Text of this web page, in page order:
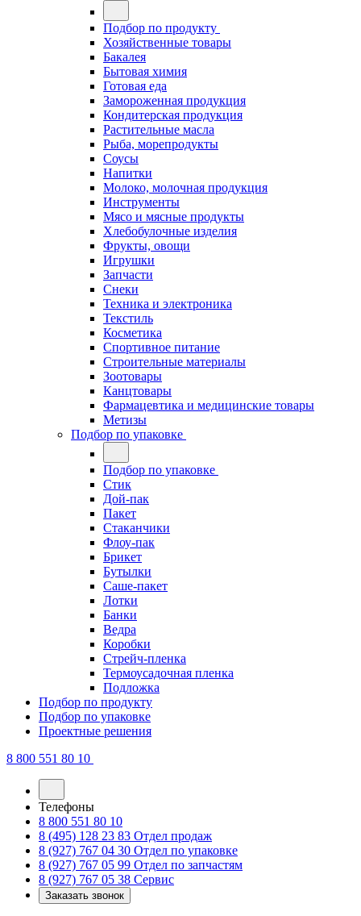
Подбор по продукту
Хозяйственные товары
Бакалея
Бытовая химия
Готовая еда
Замороженная продукция
Кондитерская продукция
Растительные масла
Рыба, морепродукты
Соусы
Напитки
Молоко, молочная продукция
Инструменты
Мясо и мясные продукты
Хлебобулочные изделия
Фрукты, овощи
Игрушки
Запчасти
Снеки
Техника и электроника
Текстиль
Косметика
Спортивное питание
Строительные материалы
Зоотовары
Канцтовары
Фармацевтика и медицинские товары
Метизы
Подбор по упаковке
Подбор по упаковке
Стик
Дой-пак
Пакет
Стаканчики
Флоу-пак
Брикет
Бутылки
Саше-пакет
Лотки
Банки
Ведра
Коробки
Стрейч-пленка
Термоусадочная пленка
Подложка
Подбор по продукту
Подбор по упаковке
Проектные решения
8 800 551 80 10
Телефоны
8 800 551 80 10
8 (495) 128 23 83 Отдел продаж
8 (927) 767 04 30 Отдел по упаковке
8 (927) 767 05 99 Отдел по запчастям
8 (927) 767 05 38 Сервис
Заказать звонок